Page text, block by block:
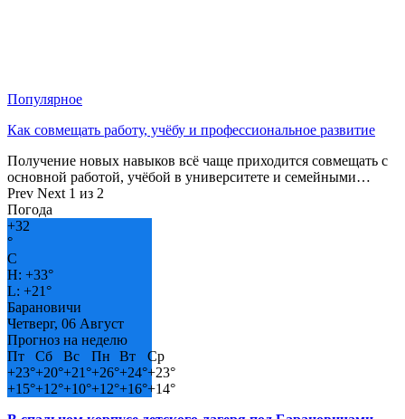
Популярное
Как совмещать работу, учёбу и профессиональное развитие
Получение новых навыков всё чаще приходится совмещать с
основной работой, учёбой в университете и семейными…
Prev Next 1 из 2
Погода
+32
°
C
H: +33°
L: +21°
Барановичи
Четверг, 06 Август
Прогноз на неделю
Пт
Сб Вс Пн Вт
Ср
+23°+20°+21°+26°+24°+23°
+15°+12°+10°+12°+16°+14°